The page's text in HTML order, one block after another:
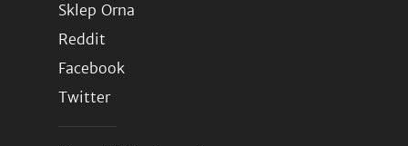
Sklep Orna
Reddit
Facebook
Twitter